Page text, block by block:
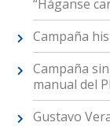
“Háganse
Campaña
Campaña
manual del
Gustavo